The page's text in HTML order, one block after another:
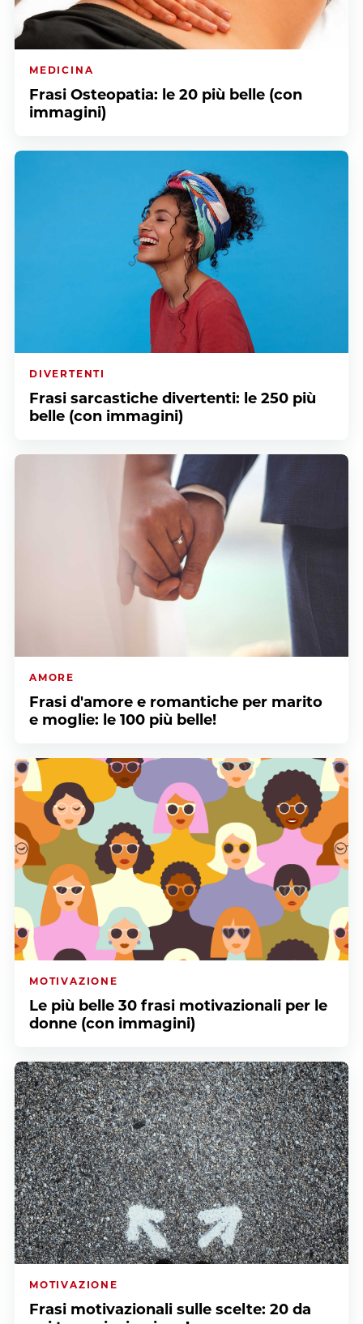
MEDICINA
Frasi Osteopatia: le 20 più belle (con
immagini)
DIVERTENTI
Frasi sarcastiche divertenti: le 250 più
belle (con immagini)
AMORE
Frasi d'amore e romantiche per marito
e moglie: le 100 più belle!
MOTIVAZIONE
Le più belle 30 frasi motivazionali per le
donne (con immagini)
MOTIVAZIONE
Frasi motivazionali sulle scelte: 20 da